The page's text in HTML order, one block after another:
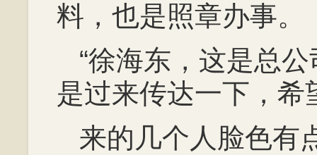
料，也是照章办事。
“徐海东，这是总
是过来传达一下，希
来的几个人脸色有